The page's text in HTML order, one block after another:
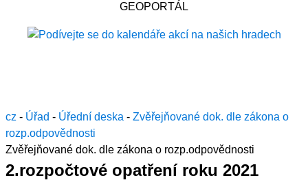
GEOPORTÁL
cz - Úřad - Úřední deska - Zvěřejňované dok. dle zákona o
rozp.odpovědnosti
Zvěřejňované dok. dle zákona o rozp.odpovědnosti
2.rozpočtové opatření roku 2021